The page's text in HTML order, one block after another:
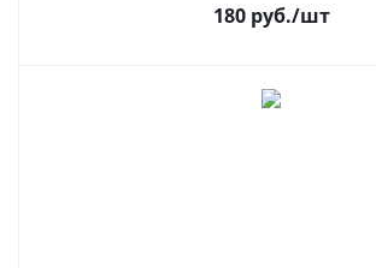
180руб./шт